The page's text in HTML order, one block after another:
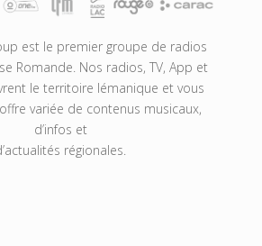
est le premier groupe de radios
Romande. Nos radios, TV, App et
le territoire lémanique et vous
variée de contenus musicaux,
d’infos et
régionales.